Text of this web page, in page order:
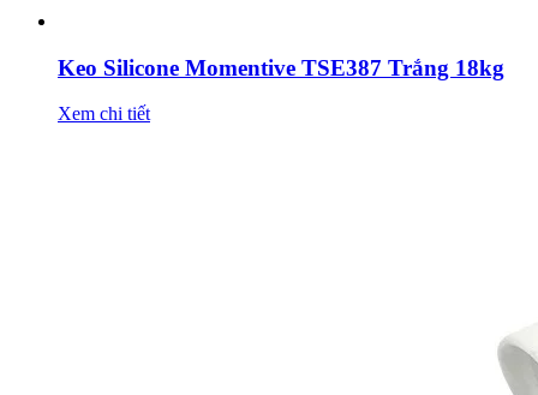
Keo Silicone Momentive TSE387 Trắng 18kg
Xem chi tiết